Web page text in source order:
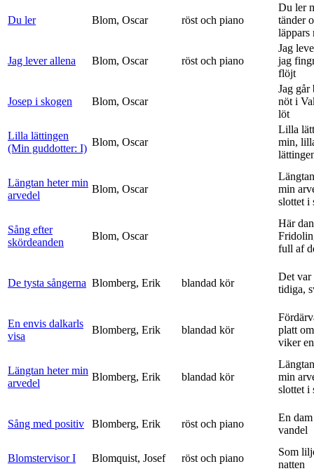
Du ler Blom, Oscar röst och piano
Du ler
tänder
läppars
Jag lever allena Blom, Oscar röst och piano
Jag
jag
flöjt
Josep i skogen Blom, Oscar
Jag går
nöt i
löt
Lilla lättingen
(Min guddotter: I)
Blom, Oscar
Lilla
min,
Längtan heter min
arvedel
Blom, Oscar
min
slottet i
Sång efter
skördeanden
Blom, Oscar
Här
full af
De tysta sångerna Blomberg, Erik blandad kör
Det var
tidiga,
En envis dalkarls
visa
Blomberg, Erik blandad kör
platt
viker
Längtan heter min
arvedel
Blomberg, Erik blandad kör
min
slottet i
Sång med positiv Blomberg, Erik röst och piano
En
vandel
Blomstervisor I Blomquist, Josef röst och piano
Som
natten